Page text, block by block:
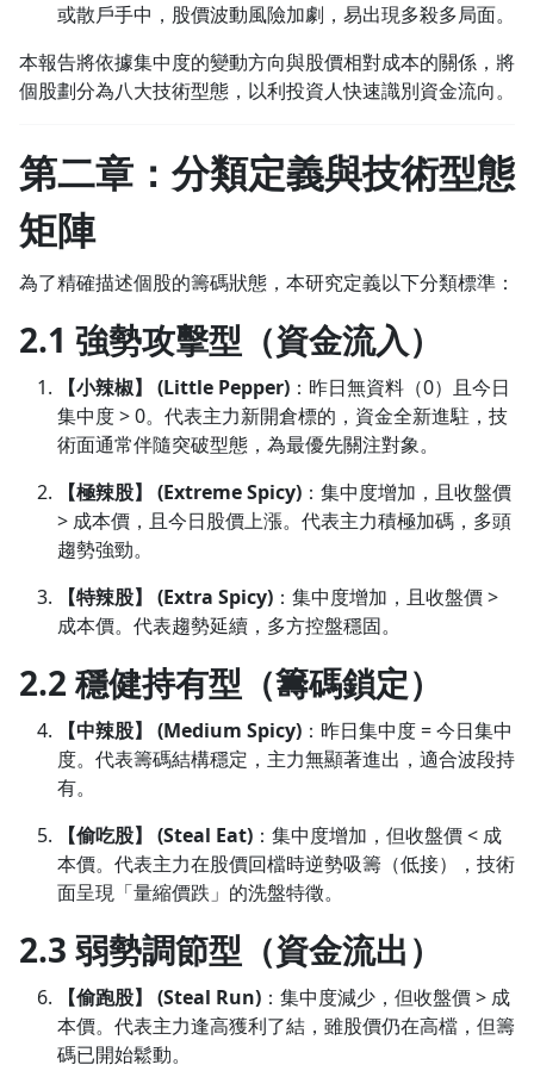
或散戶手中，股價波動風險加劇，易出現多殺多局面。
本報告將依據集中度的變動方向與股價相對成本的關係，將
個股劃分為八大技術型態，以利投資人快速識別資金流向。
第二章：分類定義與技術型態
矩陣
為了精確描述個股的籌碼狀態，本研究定義以下分類標準：
2.1 強勢攻擊型（資金流入）
【小辣椒】 (Little Pepper) ：昨日無資料（0）且今日
集中度 > 0。代表主力新開倉標的，資金全新進駐，技
術面通常伴隨突破型態，為最優先關注對象。
【極辣股】 (Extreme Spicy) ：集中度增加，且收盤價
> 成本價，且今日股價上漲。代表主力積極加碼，多頭
趨勢強勁。
【特辣股】 (Extra Spicy) ：集中度增加，且收盤價 >
成本價。代表趨勢延續，多方控盤穩固。
2.2 穩健持有型（籌碼鎖定）
【中辣股】 (Medium Spicy) ：昨日集中度 = 今日集中
度。代表籌碼結構穩定，主力無顯著進出，適合波段持
有。
【偷吃股】 (Steal Eat) ：集中度增加，但收盤價 < 成
本價。代表主力在股價回檔時逆勢吸籌（低接），技術
面呈現「量縮價跌」的洗盤特徵。
2.3 弱勢調節型（資金流出）
【偷跑股】 (Steal Run) ：集中度減少，但收盤價 > 成
本價。代表主力逢高獲利了結，雖股價仍在高檔，但籌
碼已開始鬆動。